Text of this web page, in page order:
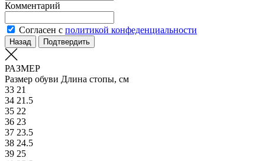
Комментарий
Согласен с политикой конфеденциальности
Назад Подтвердить
РАЗМЕР
Размер обуви Длина стопы, см
33 21
34 21.5
35 22
36 23
37 23.5
38 24.5
39 25